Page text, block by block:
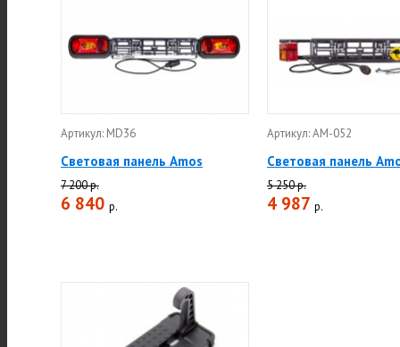
Артикул: MD36
Световая панель Amos
7 200 р.
6 840 р.
Артикул: АМ-052
Световая панель
5 250 р.
4 987 р.